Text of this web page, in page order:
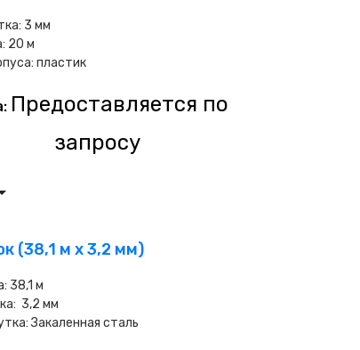
3 мм
20 м
пластик
Предоставляется по
запросу
(38,1 м х 3,2 мм)
38,1 м
3,2 мм
Закаленная сталь